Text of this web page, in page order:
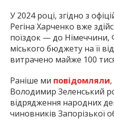
У 2024 році, згідно з
Регіна Харченко вже
поїздок — до Німеччини,
міського бюджету на її
витрачено майже 100
Раніше ми повідомляли
Володимир Зеленський
відрядження народних
чиновників Запорізької